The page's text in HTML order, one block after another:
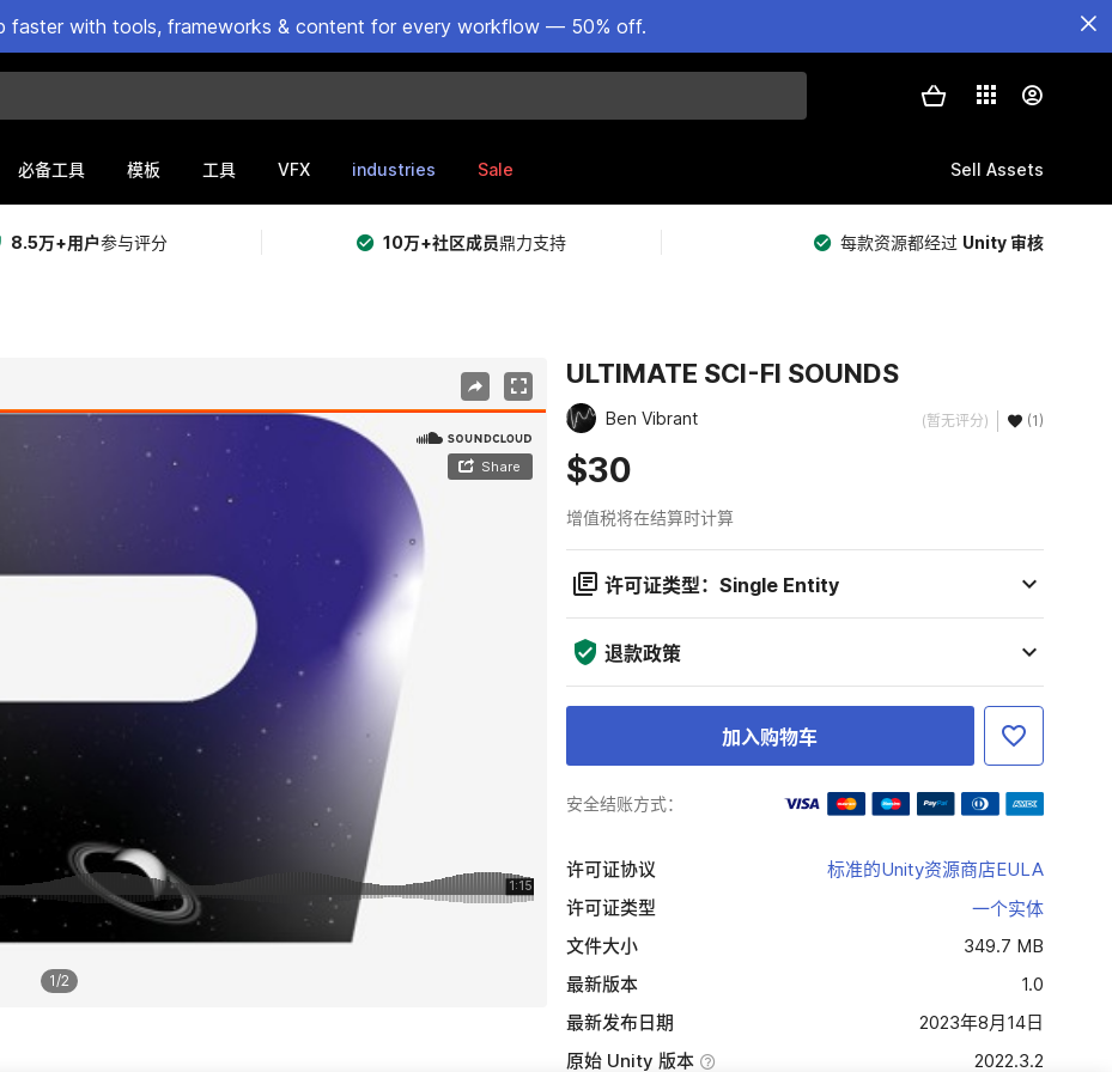
faster with tools, frameworks & content for every workflow — 50% off.
必备工具 模板 工具 VFX industries Sale Sell Assets
8.5万+用户参与评分 10万+社区成员鼎力支持 每款资源都经过 Unity 审核
1/2
ULTIMATE SCI-FI SOUNDS
Ben Vibrant (暂无评分) (1)
$30
增值税将在结算时计算
许可证类型：Single Entity
退款政策
加入购物车
安全结账方式：
许可证协议
标准的Unity资源商店EULA
许可证类型
一个实体
文件大小
349.7 MB
最新版本
1.0
最新发布日期
2023年8月14日
原始 Unity 版本
2022.3.2